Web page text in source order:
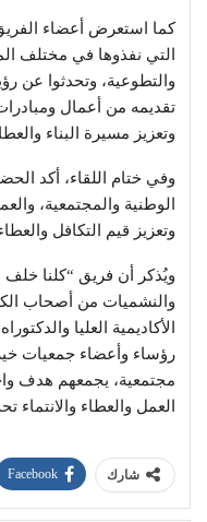
كما استعرض أعضاء الفريق
التي نفذوها في مختلف
والتطوعية، وتحدثوا عن
تقديمه من أعمال
وتعزيز مسيرة البناء
وفي ختام اللقاء، أكد
الوطنية والمجتمعية،
وتعزيز قيم التكافل
ويُذكر أن فريق “كلنا
والنشميات من أصحاب
الأكاديمية العليا
رؤساء وأعضاء جمعيات
مجتمعية، يجمعهم هدف
العمل والعطاء
شارك Facebook